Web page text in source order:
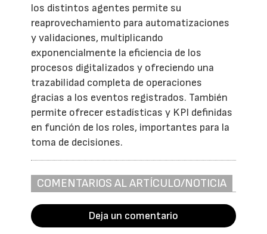
los distintos agentes permite su
reaprovechamiento para automatizaciones
y validaciones, multiplicando
exponencialmente la eficiencia de los
procesos digitalizados y ofreciendo una
trazabilidad completa de operaciones
gracias a los eventos registrados. También
permite ofrecer estadísticas y KPI definidas
en función de los roles, importantes para la
toma de decisiones.
COMENTARIOS AL ARTÍCULO/NOTICIA
Deja un comentario